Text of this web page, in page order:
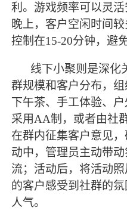
利。游戏频率可以灵
晚上，客户空闲时间
控制在15-20分钟，避
线下小聚则是深化
群规模和客户分布，
下午茶、手工体验、
采用AA制，或者由社
在群内征集客户意见
动中，管理员主动带
流；活动后，将活动
的客户感受到社群的
人气。